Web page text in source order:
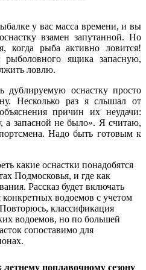
у вас масса времени, и вы
взамен запутанной. Но
когда рыба активно ловится!
ящика запасную,
ловлю.
дублируемую оснастку просто
Несколько раз я слышал от
причин их неудачи:
а запасной не было». Я считаю,
Надо быть готовым к
какие оснастки понадобятся
Подмосковья, и где как
Рассказ будет включать
водоемов с учетом
классификация
водоемов, но по большей
сопоставимо для